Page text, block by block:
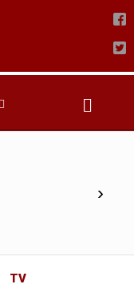
›
TV